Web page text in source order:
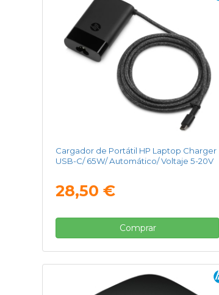
Cargador de Portátil HP Laptop Charger
USB-C/ 65W/ Automático/ Voltaje 5-20V
28,50 €
Comprar